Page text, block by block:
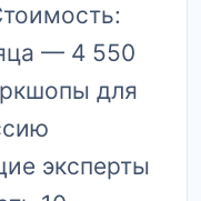
— 4 550
для
эксперты